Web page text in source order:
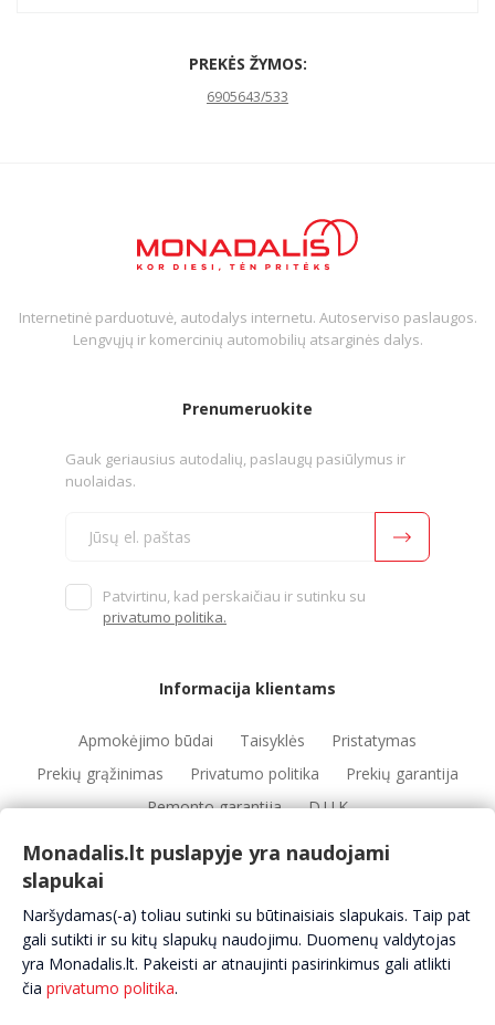
PREKĖS ŽYMOS:
6905643/533
Internetinė parduotuvė, autodalys internetu. Autoserviso paslaugos.
Lengvųjų ir komercinių automobilių atsarginės dalys.
Prenumeruokite
Gauk geriausius autodalių, paslaugų pasiūlymus ir
nuolaidas.
Patvirtinu, kad perskaičiau ir sutinku su
privatumo politika.
Informacija klientams
Apmokėjimo būdai Taisyklės
Pristatymas
Prekių grąžinimas
Privatumo politika
Prekių garantija
Remonto garantija
D.U.K
Automobilių servisai Automobilių dalys
Apie mus
Kontaktai
Monadalis.lt puslapyje yra naudojami
slapukai
Naršydamas(-a) toliau sutinki su būtinaisiais slapukais. Taip pat
gali sutikti ir su kitų slapukų naudojimu. Duomenų valdytojas
yra Monadalis.lt. Pakeisti ar atnaujinti pasirinkimus gali atlikti
čia privatumo politika.